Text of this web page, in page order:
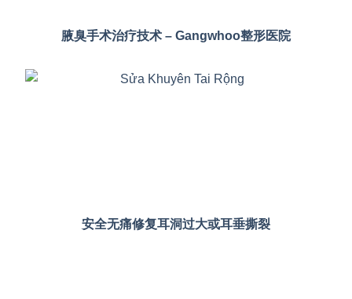
腋臭手术治疗技术 – Gangwhoo整形医院
安全无痛修复耳洞过大或耳垂撕裂